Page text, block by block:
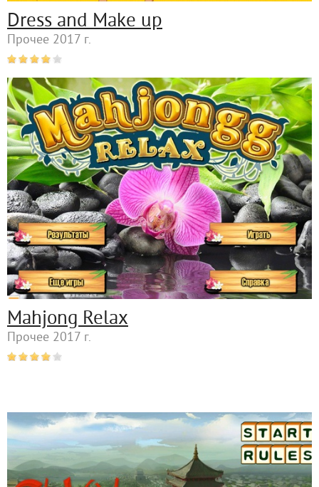
Dress and Make up
Прочее 2017 г.
Mahjong Relax
Прочее 2017 г.